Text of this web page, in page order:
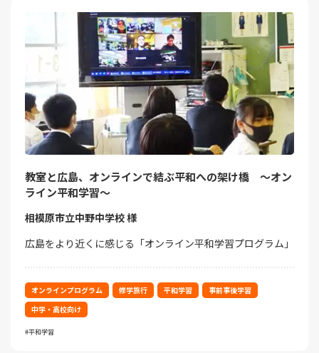
教室と広島、オンラインで結ぶ平和への架け橋 ～オン
ライン平和学習～
相模原市立中野中学校 様
広島をより近くに感じる「オンライン平和学習プログラム」
オンラインプログラム 修学旅行 平和学習
事前事後学習
中学・高校向け
平和学習